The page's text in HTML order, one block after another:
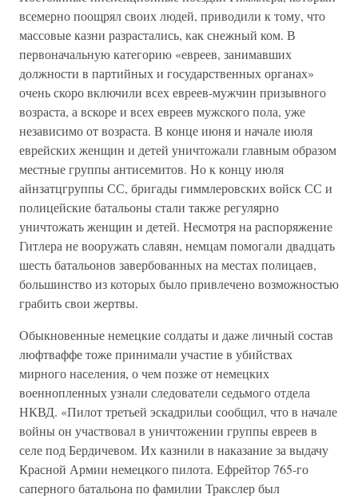
всемерно поощрял своих людей, приводили к тому, что
массовые казни разрастались, как снежный ком. В
первоначальную категорию «евреев, занимавших
должности в партийных и государственных органах»
очень скоро включили всех евреев-мужчин призывного
возраста, а вскоре и всех евреев мужского пола, уже
независимо от возраста. В конце июня и начале июля
еврейских женщин и детей уничтожали главным образом
местные группы антисемитов. Но к концу июля
айнзатцгруппы СС, бригады гиммлеровских войск СС и
полицейские батальоны стали также регулярно
уничтожать женщин и детей. Несмотря на распоряжение
Гитлера не вооружать славян, немцам помогали двадцать
шесть батальонов завербованных на местах полицаев,
большинство из которых было привлечено возможностью
грабить свои жертвы.
Обыкновенные немецкие солдаты и даже личный состав
люфтваффе тоже принимали участие в убийствах
мирного населения, о чем позже от немецких
военнопленных узнали следователи седьмого отдела
НКВД. «Пилот третьей эскадрильи сообщил, что в начале
войны он участвовал в уничтожении группы евреев в
селе под Бердичевом. Их казнили в наказание за выдачу
Красной Армии немецкого пилота. Ефрейтор 765-го
саперного батальона по фамилии Тракслер был